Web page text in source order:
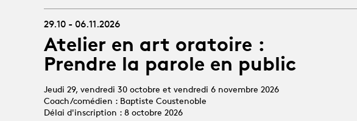
29.10 - 06.11.2026
Atelier en art oratoire :
Prendre la parole en public
Jeudi 29, vendredi 30 octobre et vendredi 6 novembre 2026
Coach/comédien : Baptiste Coustenoble
Délai d'inscription : 8 octobre 2026